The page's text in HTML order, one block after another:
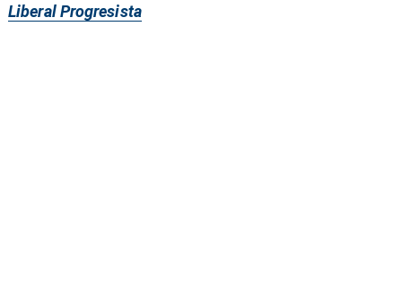
Liberal Progresista